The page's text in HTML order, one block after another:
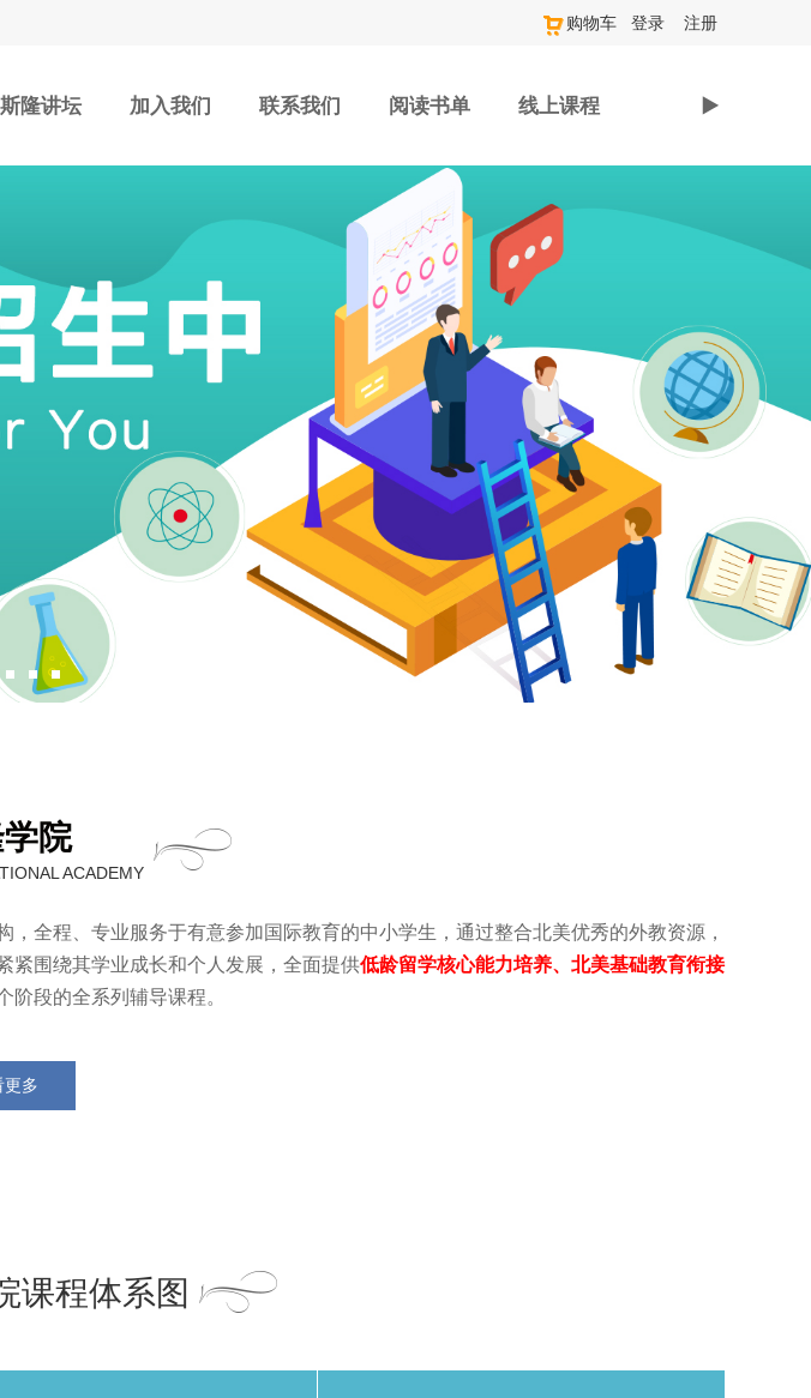
登录 注册
购物车
斯隆讲坛 加入我们 联系我们 阅读书单 线上课程 ►
院
ACADEMY
全程、专业服务于有意参加国际教育的中小学生，通过整合北美优秀的外教资源，
紧围绕其学业成长和个人发展，全面提供低龄留学核心能力培养、北美基础教育衔接
阶段的全系列辅导课程。
更多
课程体系图